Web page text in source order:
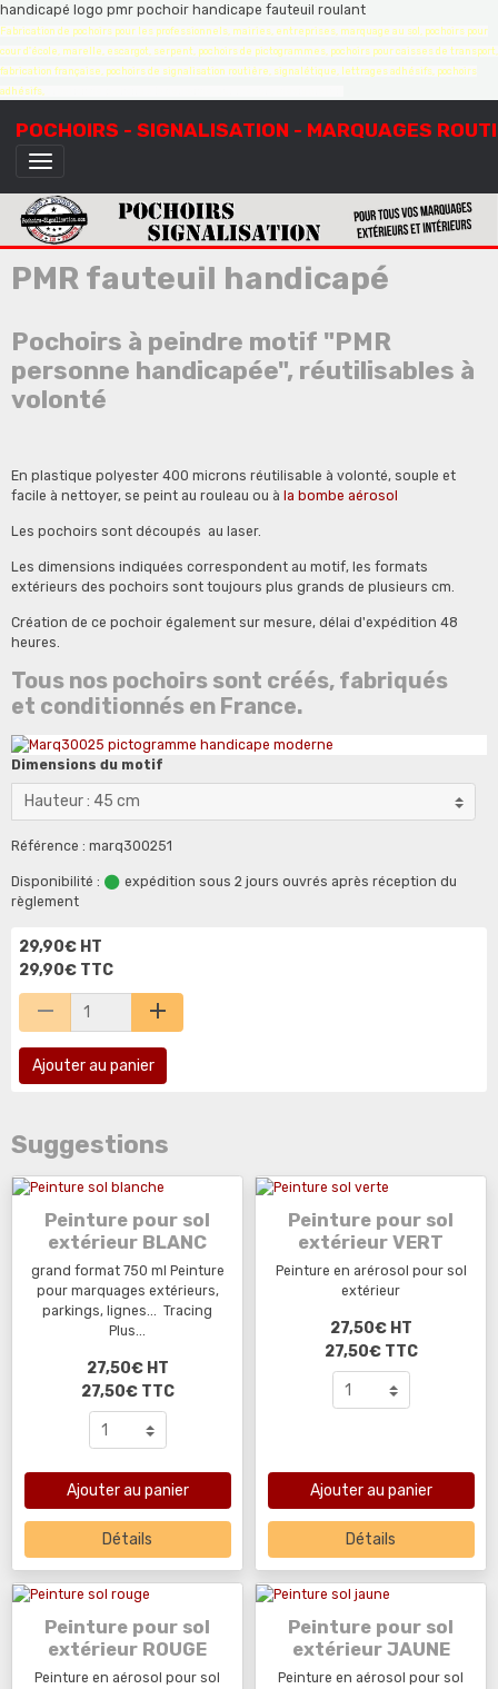
handicapé logo pmr pochoir handicape fauteuil roulant
Fabrication de pochoirs pour les professionnels, mairies, entreprises, marquage au sol, pochoirs pour
cour d'école, marelle, escargot, serpent, pochoirs de pictogrammes, pochoirs pour caisses de transport,
fabrication française, pochoirs de signalisation routière, signalétique, lettrages adhésifs, pochoirs
adhésifs,
POCHOIRS - SIGNALISATION - MARQUAGES
PMR fauteuil handicapé
Pochoirs à peindre motif "PMR
personne handicapée", réutilisables à
volonté
En plastique polyester 400 microns réutilisable à volonté, souple et
facile à nettoyer, se peint au rouleau ou à la bombe aérosol
Les pochoirs sont découpés au laser.
Les dimensions indiquées correspondent au motif, les formats
extérieurs des pochoirs sont toujours plus grands de plusieurs cm.
Création de ce pochoir également sur mesure, délai d'expédition 48
heures.
Tous nos pochoirs sont créés, fabriqués
et conditionnés en France.
Dimensions du motif
Référence : marq300251
Disponibilité :
expédition sous 2 jours ouvrés après réception du
règlement
29,90€ HT
29,90€ TTC
Ajouter au panier
Suggestions
Peinture pour sol
extérieur BLANC
grand format 750 ml Peinture
pour marquages extérieurs,
parkings, lignes... Tracing
Plus...
27,50€ HT
27,50€ TTC
Ajouter au panier
Détails
Peinture pour sol
extérieur VERT
Peinture en arérosol pour sol
extérieur
27,50€ HT
27,50€ TTC
Ajouter au panier
Détails
Peinture pour sol
extérieur ROUGE
Peinture en aérosol pour sol
Peinture pour sol
extérieur JAUNE
Peinture en aérosol pour sol